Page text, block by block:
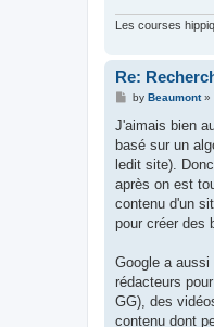
Les courses
Re:
P
s
by Beaumont»
J'aimais bien
basé sur un
ledit site).
après on est
contenu d'un
pour créer des
Google a
rédacteurs
GG), des
contenu dont